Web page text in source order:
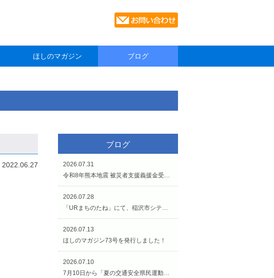
ほしのマガジン ブログ
2022.06.27
ブログ
2026.07.31
令和8年熊本地震 被災者支援義援金受付のお知らせです。
2026.07.28
「URまちのたね」にて、稲沢市シティプロモーションイベントが開催されています（7/27〜8/2）
2026.07.13
ほしのマガジン73号を発行しました！
2026.07.10
7月10日から「夏の交通安全県民運動（交通安全週間）」がスタートです！